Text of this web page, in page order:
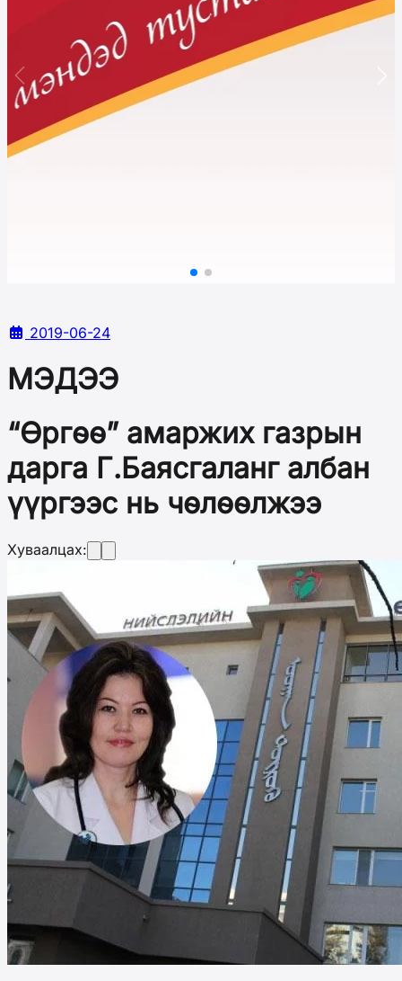
2019-06-24
МЭДЭЭ
“Өргөө” амаржих газрын
дарга Г.Баясгаланг албан
үүргээс нь чөлөөлжээ
Хуваалцах: